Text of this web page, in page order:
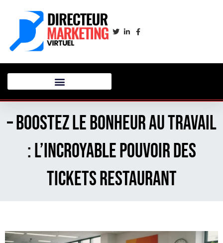
– Boostez le bonheur au travail
: l’incroyable pouvoir des
tickets restaurant